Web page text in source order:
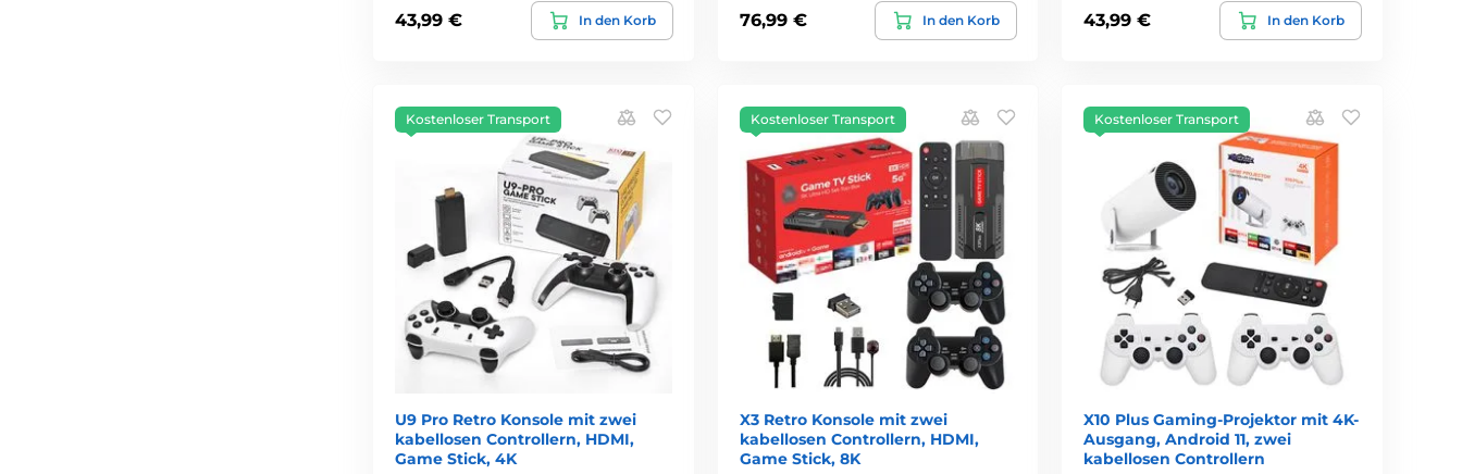
43,99 € In den Korb 76,99 € In den Korb 43,99 € In den Korb
Kostenloser Transport
U9 Pro Retro Konsole mit zwei
kabellosen Controllern, HDMI,
Game Stick, 4K
Kostenloser Transport
X3 Retro Konsole mit zwei
kabellosen Controllern, HDMI,
Game Stick, 8K
Kostenloser Transport
X10 Plus Gaming-Projektor mit 4K-
Ausgang, Android 11, zwei
kabellosen Controllern